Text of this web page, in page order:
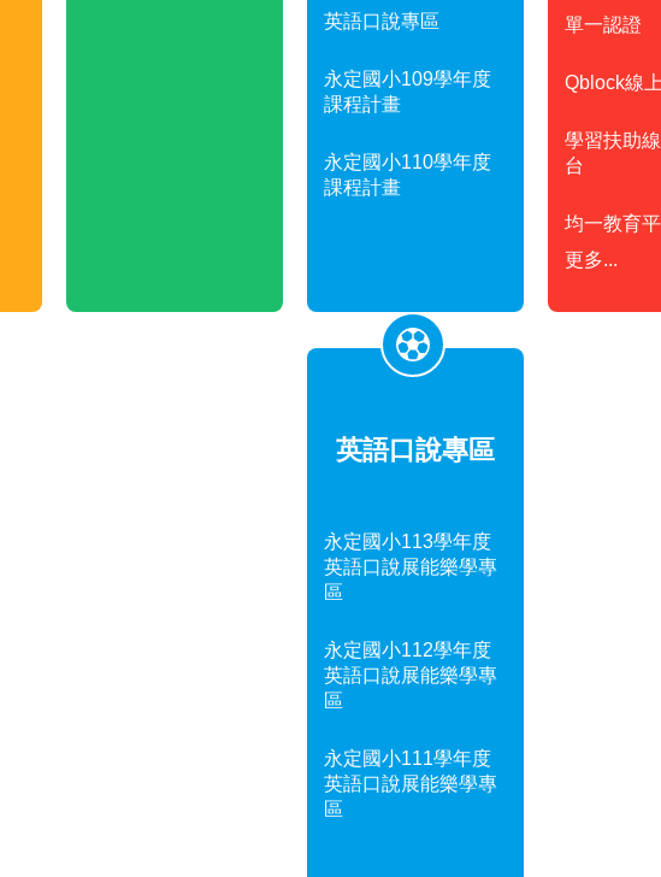
英語口說專區
永定國小109學年度
課程計畫
永定國小110學年度
課程計畫
單一認證
Qblock線
學習扶助
台
均一教育
更多...
英語口說專區
永定國小113學年度
英語口說展能樂學專
區
永定國小112學年度
英語口說展能樂學專
區
永定國小111學年度
英語口說展能樂學專
區